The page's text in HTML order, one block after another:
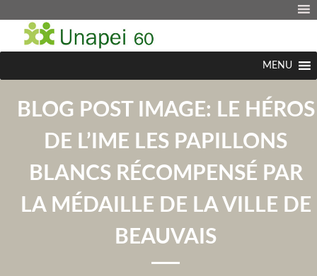
MENU
BLOG POST IMAGE: LE HÉROS
DE L’IME LES PAPILLONS
BLANCS RÉCOMPENSÉ PAR
LA MÉDAILLE DE LA VILLE DE
BEAUVAIS